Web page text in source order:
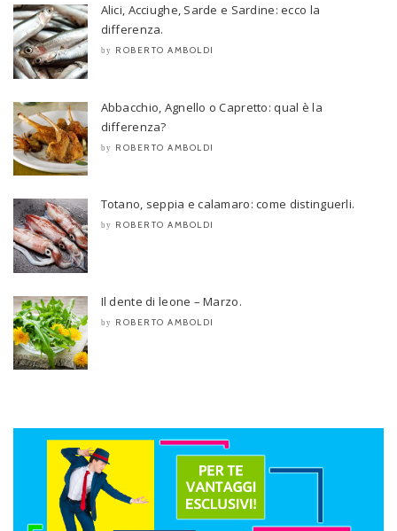
Alici, Acciughe, Sarde e Sardine: ecco la
differenza.
by ROBERTO AMBOLDI
Abbacchio, Agnello o Capretto: qual è la
differenza?
by ROBERTO AMBOLDI
Totano, seppia e calamaro: come distinguerli.
by ROBERTO AMBOLDI
Il dente di leone – Marzo.
by ROBERTO AMBOLDI